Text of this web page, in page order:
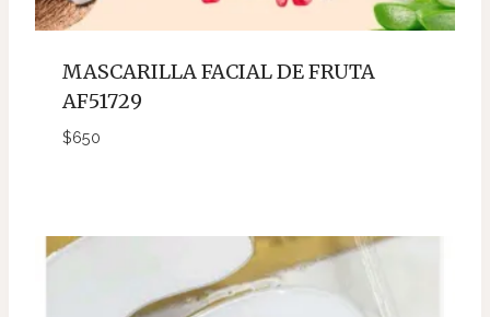
MASCARILLA FACIAL DE FRUTA
AF51729
$650